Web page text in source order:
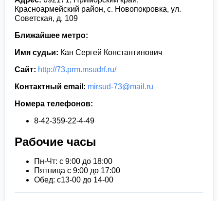
Красноармейский район, с. Новопокровка, ул.
Советская, д. 109
Ближайшее метро:
Имя судьи: Кан Сергей Константинович
Сайт: http://73.prm.msudrf.ru/
Контактный email: mirsud-73@mail.ru
Номера телефонов:
8-42-359-22-4-49
Рабочие часы
Пн-Чт: с 9:00 до 18:00
Пятница с 9:00 до 17:00
Обед: с13-00 до 14-00